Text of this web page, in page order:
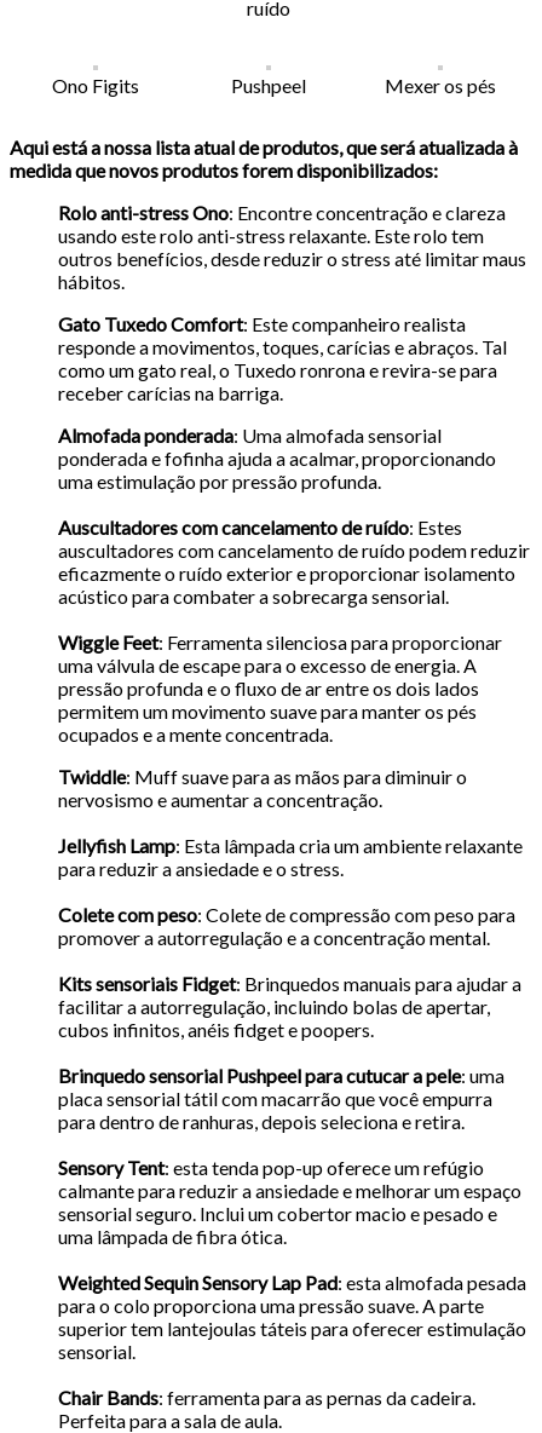
ruído
Ono Figits Pushpeel Mexer os pés
Aqui está a nossa lista atual de produtos, que será atualizada à
medida que novos produtos forem disponibilizados:
Rolo anti-stress Ono: Encontre concentração e clareza
usando este rolo anti-stress relaxante. Este rolo tem
outros benefícios, desde reduzir o stress até limitar maus
hábitos.
Gato Tuxedo Comfort: Este companheiro realista
responde a movimentos, toques, carícias e abraços. Tal
como um gato real, o Tuxedo ronrona e revira-se para
receber carícias na barriga.
Almofada ponderada: Uma almofada sensorial
ponderada e fofinha ajuda a acalmar, proporcionando
uma estimulação por pressão profunda.
Auscultadores com cancelamento de ruído: Estes
auscultadores com cancelamento de ruído podem reduzir
eficazmente o ruído exterior e proporcionar isolamento
acústico para combater a sobrecarga sensorial.
Wiggle Feet: Ferramenta silenciosa para proporcionar
uma válvula de escape para o excesso de energia. A
pressão profunda e o fluxo de ar entre os dois lados
permitem um movimento suave para manter os pés
ocupados e a mente concentrada.
Twiddle: Muff suave para as mãos para diminuir o
nervosismo e aumentar a concentração.
Jellyfish Lamp: Esta lâmpada cria um ambiente relaxante
para reduzir a ansiedade e o stress.
Colete com peso: Colete de compressão com peso para
promover a autorregulação e a concentração mental.
Kits sensoriais Fidget: Brinquedos manuais para ajudar a
facilitar a autorregulação, incluindo bolas de apertar,
cubos infinitos, anéis fidget e poopers.
Brinquedo sensorial Pushpeel para cutucar a pele: uma
placa sensorial tátil com macarrão que você empurra
para dentro de ranhuras, depois seleciona e retira.
Sensory Tent: esta tenda pop-up oferece um refúgio
calmante para reduzir a ansiedade e melhorar um espaço
sensorial seguro. Inclui um cobertor macio e pesado e
uma lâmpada de fibra ótica.
Weighted Sequin Sensory Lap Pad: esta almofada pesada
para o colo proporciona uma pressão suave. A parte
superior tem lantejoulas táteis para oferecer estimulação
sensorial.
Chair Bands: ferramenta para as pernas da cadeira.
Perfeita para a sala de aula.